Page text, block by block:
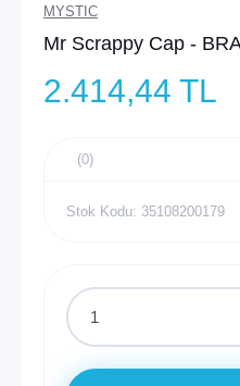
MYSTIC
Mr Scrappy Cap -
2.414,44 TL
(0)
Stok Kodu: 35108200179